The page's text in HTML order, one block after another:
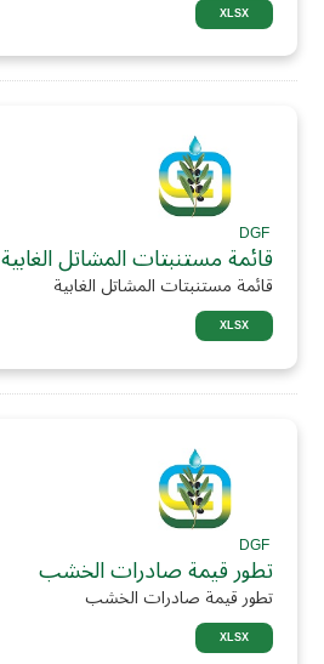
XLSX
DGF
قائمة مستنبتات المشاتل الغابية
قائمة مستنبتات المشاتل الغابية
XLSX
DGF
تطور قيمة صادرات الخشب
تطور قيمة صادرات الخشب
XLSX